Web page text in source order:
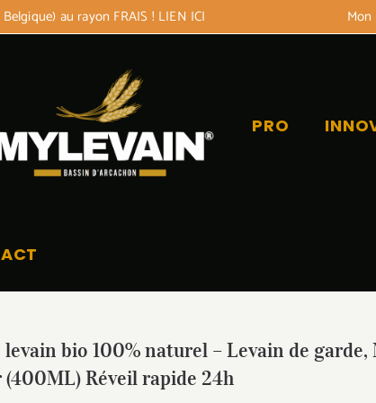
au rayon FRAIS ! LIEN ICI
PRO
bio 100% naturel – Levain de garde,
Réveil rapide 24h